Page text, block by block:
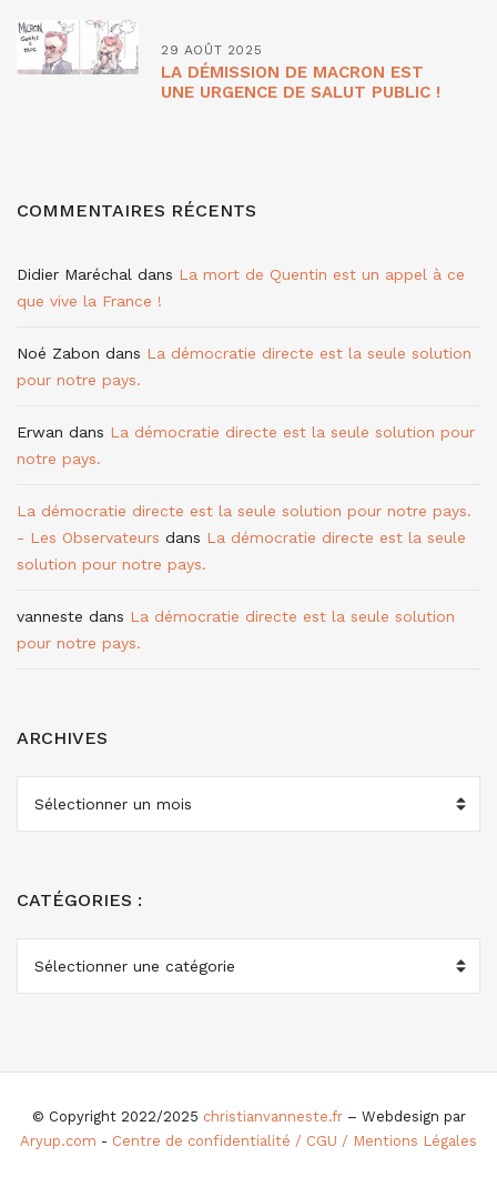
29 AOÛT 2025
LA DÉMISSION DE MACRON EST
UNE URGENCE DE SALUT PUBLIC !
COMMENTAIRES RÉCENTS
Didier Maréchal dans La mort de Quentin est un appel à ce
que vive la France !
Noé Zabon dans La démocratie directe est la seule solution
pour notre pays.
Erwan dans La démocratie directe est la seule solution pour
notre pays.
La démocratie directe est la seule solution pour notre pays.
- Les Observateurs dans La démocratie directe est la seule
solution pour notre pays.
vanneste dans La démocratie directe est la seule solution
pour notre pays.
ARCHIVES
ARCHIVES
CATÉGORIES :
CATÉGORIES
© Copyright 2022/2025 christianvanneste.fr– Webdesign par
Aryup.com - Centre de confidentialité / CGU / Mentions Légales